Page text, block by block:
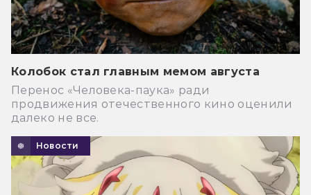
Колобок стал главным мемом августа
Перенос «Человека-паука» ради
продвижения отечественного кино оценили
далеко не все.
Новости